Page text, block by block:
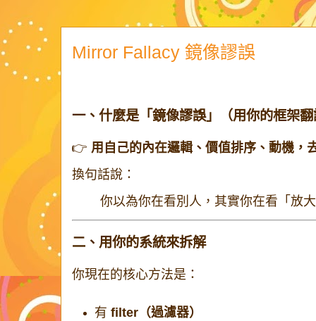
Mirror Fallacy 鏡像謬誤
一、什麼是「鏡像謬誤」（用你的框架
👉 用自己的內在邏輯、價值排序、動機，
換句話說：
你以為你在看別人，其實你在看「放
二、用你的系統來拆解
你現在的核心方法是：
有filter（過濾器）